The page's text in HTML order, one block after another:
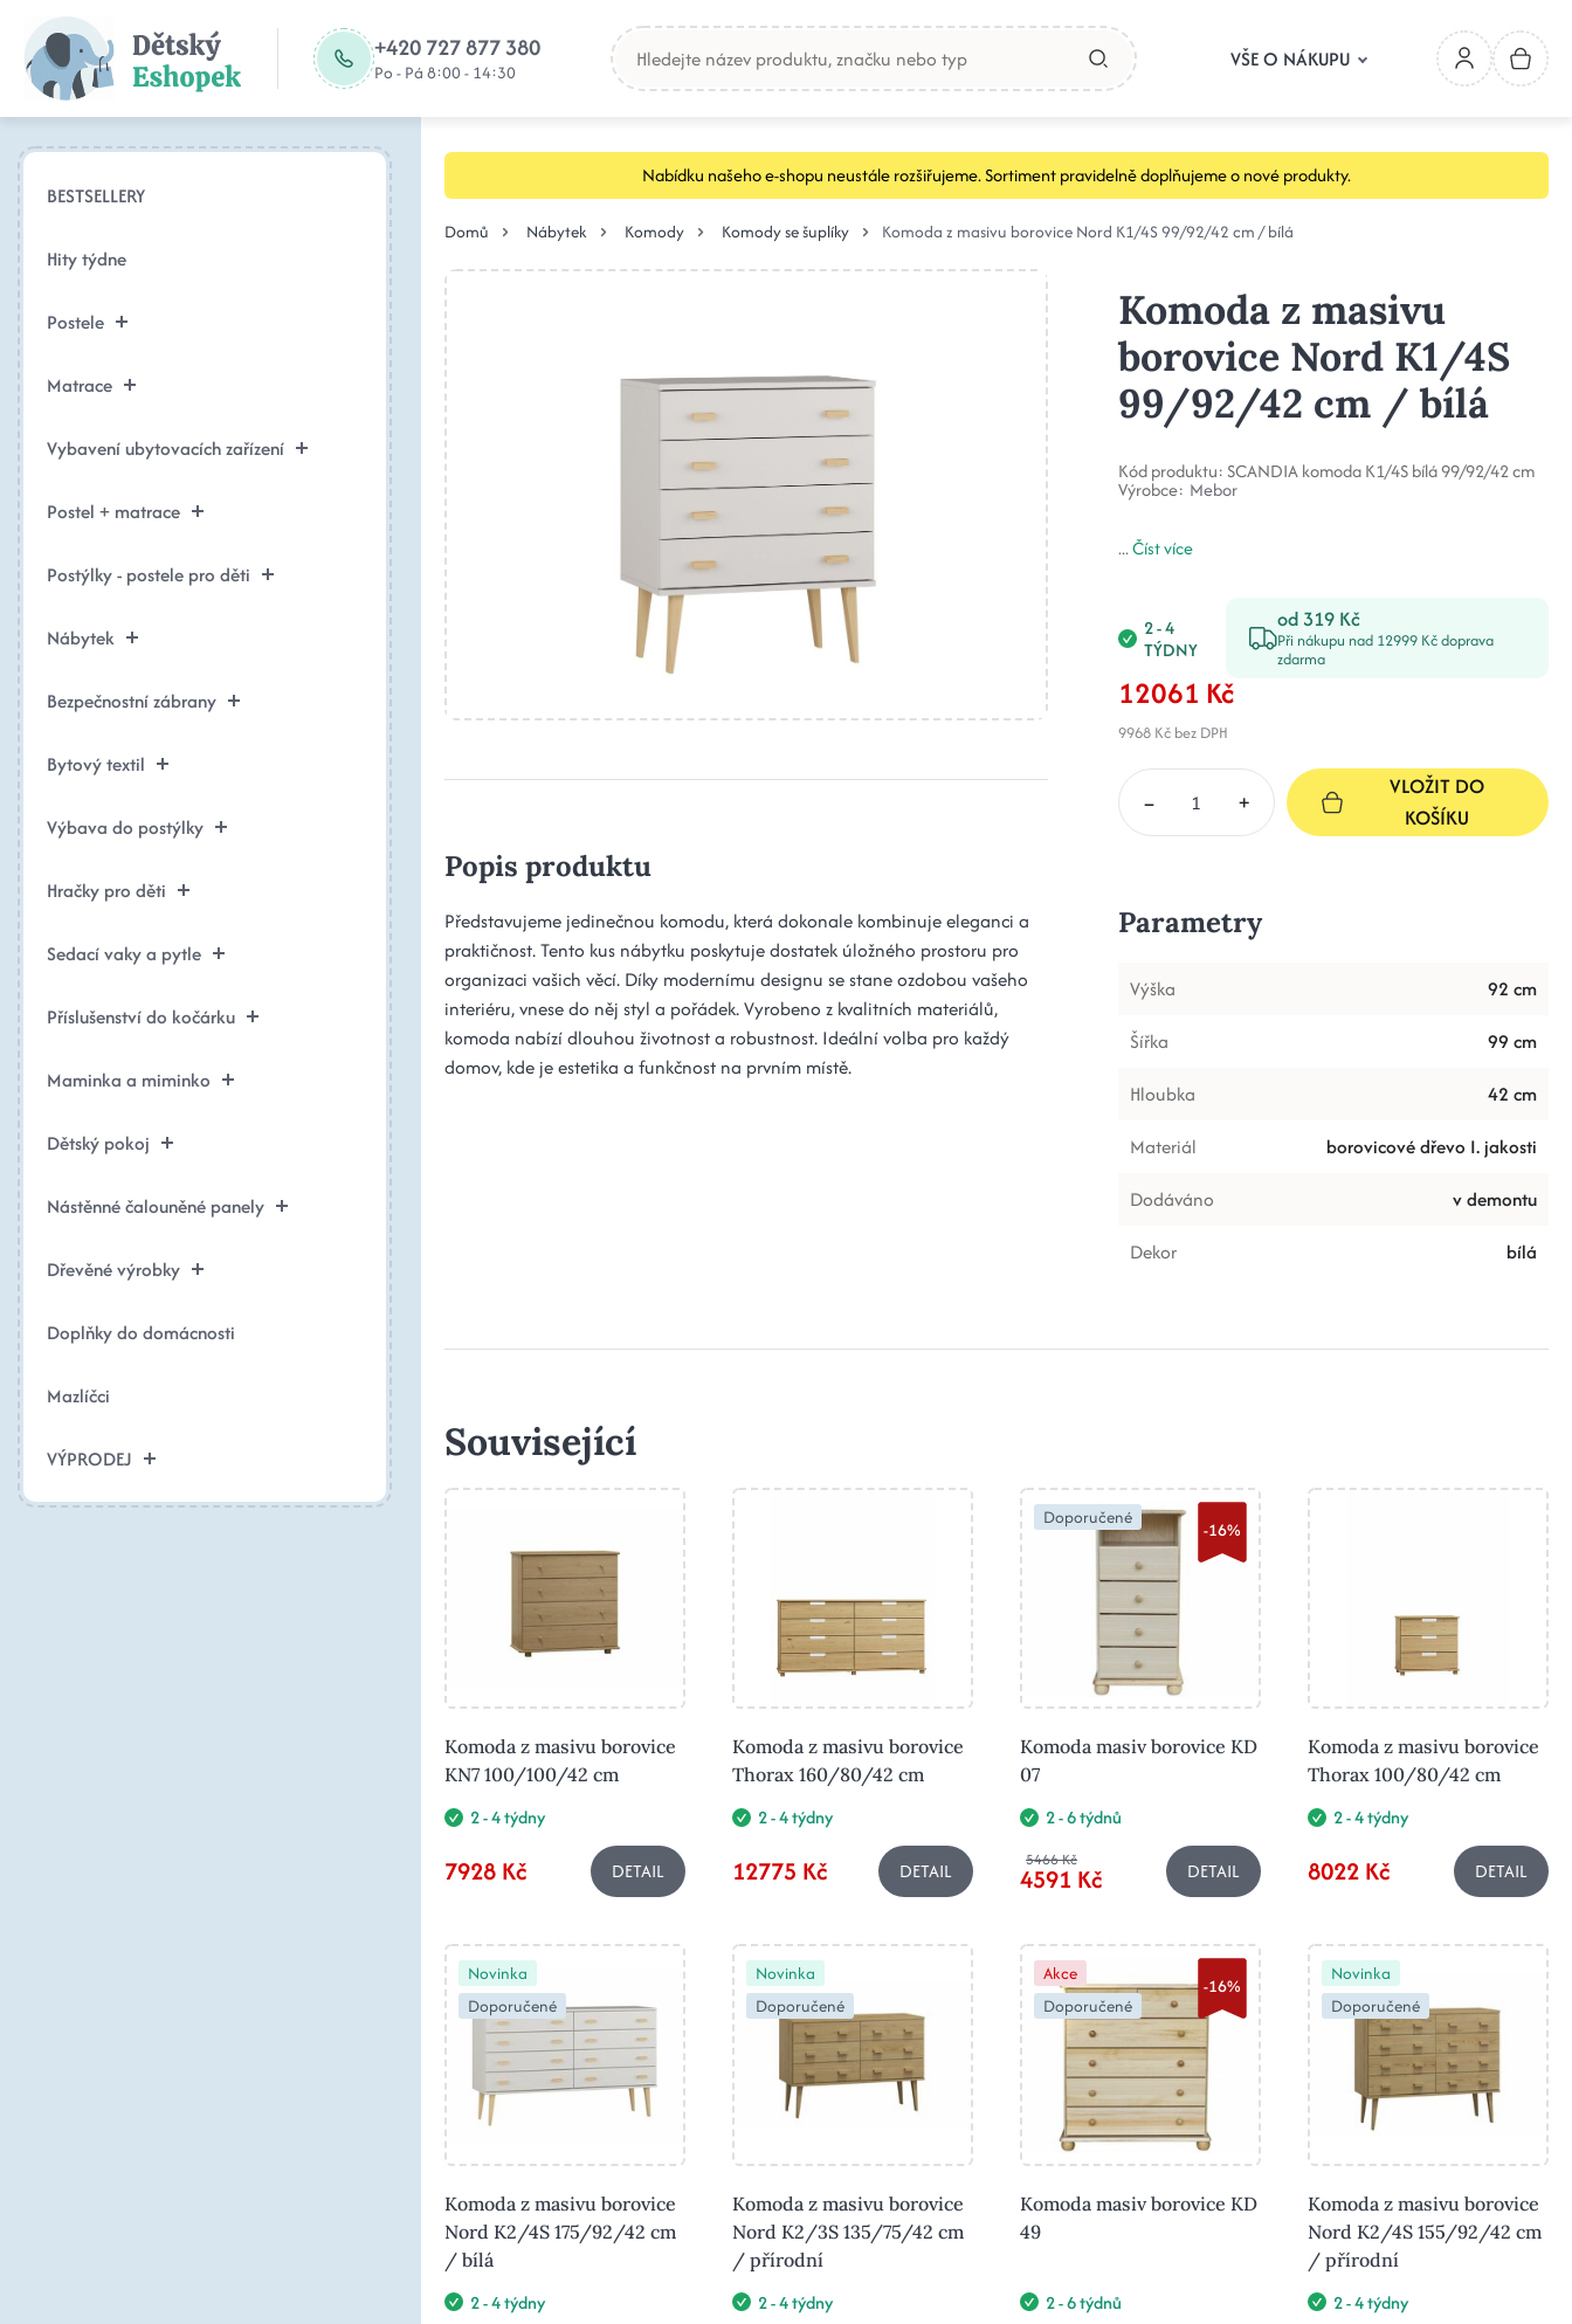
+420 727 877 380
Po - Pá 8:00 - 14:30
VŠE O NÁKUPU
BESTSELLERY
Hity týdne
Postele
Matrace
Vybavení ubytovacích zařízení
Postel + matrace
Postýlky - postele pro děti
Nábytek
Bezpečnostní zábrany
Bytový textil
Výbava do postýlky
Hračky pro děti
Sedací vaky a pytle
Příslušenství do kočárku
Maminka a miminko
Dětský pokoj
Nástěnné čalouněné panely
Dřevěné výrobky
Doplňky do domácnosti
Mazlíčci
VÝPRODEJ
Nabídku našeho e-shopu neustále rozšiřujeme. Sortiment pravidelně doplňujeme o nové produkty.
Domů Nábytek Komody Komody se šuplíky Komoda z masivu borovice Nord K1/4S 99/92/42 cm / bílá
Popis produktu
Představujeme jedinečnou komodu, která dokonale kombinuje eleganci a
praktičnost. Tento kus nábytku poskytuje dostatek úložného prostoru pro
organizaci vašich věcí. Díky modernímu designu se stane ozdobou vašeho
interiéru, vnese do něj styl a pořádek. Vyrobeno z kvalitních materiálů,
komoda nabízí dlouhou životnost a robustnost. Ideální volba pro každý
domov, kde je estetika a funkčnost na prvním místě.
Komoda z masivu
borovice Nord K1/4S
99/92/42 cm / bílá
Kód produktu: SCANDIA komoda K1/4S bílá 99/92/42 cm
Výrobce: Mebor
...Číst více
2 - 4
TÝDNY
od 319 Kč
Při nákupu nad 12999 Kč doprava
zdarma
12061 Kč
9968 Kčbez DPH
– +
VLOŽIT DO
KOŠÍKU
Parametry
Výška
92 cm
Šířka
99 cm
Hloubka
42 cm
Materiál
borovicové dřevo I. jakosti
Dodáváno
v demontu
Dekor
bílá
Související
Komoda z masivu borovice
KN7 100/100/42 cm
2 - 4 týdny
7928 Kč DETAIL
Komoda z masivu borovice
Thorax 160/80/42 cm
2 - 4 týdny
12775 Kč DETAIL
Doporučené
-16%
Komoda masiv borovice KD
07
2 - 6 týdnů
5466 Kč
4591 Kč DETAIL
Komoda z masivu borovice
Thorax 100/80/42 cm
2 - 4 týdny
8022 Kč DETAIL
Novinka
Doporučené
Komoda z masivu borovice
Nord K2/4S 175/92/42 cm
/ bílá
2 - 4 týdny
Novinka
Doporučené
Komoda z masivu borovice
Nord K2/3S 135/75/42 cm
/ přírodní
2 - 4 týdny
Akce
Doporučené
-16%
Komoda masiv borovice KD
49
2 - 6 týdnů
Novinka
Doporučené
Komoda z masivu borovice
Nord K2/4S 155/92/42 cm
/ přírodní
2 - 4 týdny